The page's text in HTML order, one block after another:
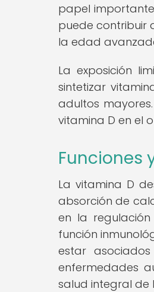
papel
puede contribuir
la edad
La exposición
sintetizar
adultos
vitamina D en el
Funciones
La vitamina D
absorción de
en la
función
estar
enfermedades
salud integral de